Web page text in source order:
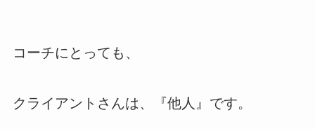
コーチにとっても、
クライアントさんは、『他人』です。